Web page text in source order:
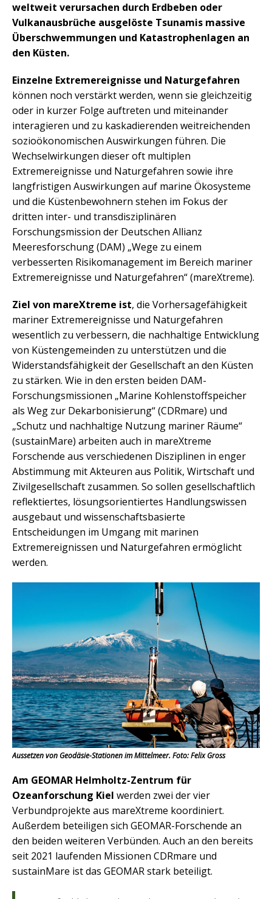
weltweit verursachen durch Erdbeben oder
Vulkanausbrüche ausgelöste Tsunamis massive
Überschwemmungen und Katastrophenlagen an
den Küsten.
Einzelne Extremereignisse und Naturgefahren
können noch verstärkt werden, wenn sie gleichzeitig
oder in kurzer Folge auftreten und miteinander
interagieren und zu kaskadierenden weitreichenden
sozioökonomischen Auswirkungen führen. Die
Wechselwirkungen dieser oft multiplen
Extremereignisse und Naturgefahren sowie ihre
langfristigen Auswirkungen auf marine Ökosysteme
und die Küstenbewohnern stehen im Fokus der
dritten inter- und transdisziplinären
Forschungsmission der Deutschen Allianz
Meeresforschung (DAM) „Wege zu einem
verbesserten Risikomanagement im Bereich mariner
Extremereignisse und Naturgefahren“ (mareXtreme).
Ziel von mareXtreme ist, die Vorhersagefähigkeit
mariner Extremereignisse und Naturgefahren
wesentlich zu verbessern, die nachhaltige Entwicklung
von Küstengemeinden zu unterstützen und die
Widerstandsfähigkeit der Gesellschaft an den Küsten
zu stärken. Wie in den ersten beiden DAM-
Forschungsmissionen „Marine Kohlenstoffspeicher
als Weg zur Dekarbonisierung“ (CDRmare) und
„Schutz und nachhaltige Nutzung mariner Räume“
(sustainMare) arbeiten auch in mareXtreme
Forschende aus verschiedenen Disziplinen in enger
Abstimmung mit Akteuren aus Politik, Wirtschaft und
Zivilgesellschaft zusammen. So sollen gesellschaftlich
reflektiertes, lösungsorientiertes Handlungswissen
ausgebaut und wissenschaftsbasierte
Entscheidungen im Umgang mit marinen
Extremereignissen und Naturgefahren ermöglicht
werden.
Aussetzen von Geodäsie-Stationen im Mittelmeer. Foto: Felix Gross
Am GEOMAR Helmholtz-Zentrum für
Ozeanforschung Kiel werden zwei der vier
Verbundprojekte aus mareXtreme koordiniert.
Außerdem beteiligen sich GEOMAR-Forschende an
den beiden weiteren Verbünden. Auch an den bereits
seit 2021 laufenden Missionen CDRmare und
sustainMare ist das GEOMAR stark beteiligt.